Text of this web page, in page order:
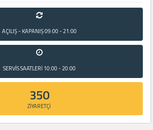
AÇILIŞ - KAPANIŞ09:00 - 21:00
SERVİS SAATLERİ 10:00 - 20:00
350
ZİYARETÇİ